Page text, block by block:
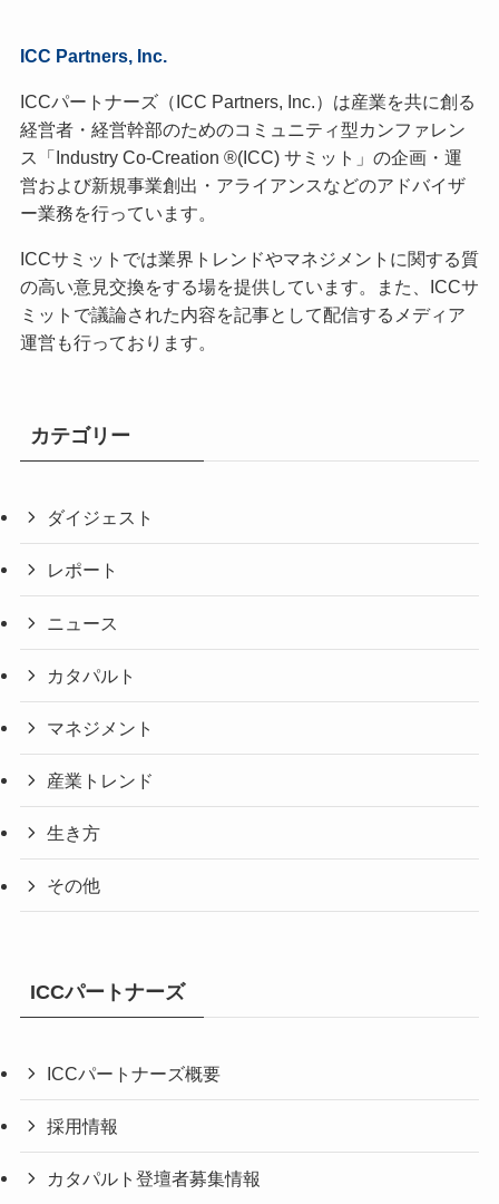
ICC Partners, Inc.
ICCパートナーズ（ICC Partners, Inc.）は産業を共に創る
経営者・経営幹部のためのコミュニティ型カンファレン
ス「Industry Co-Creation ®(ICC) サミット」の企画・運
営および新規事業創出・アライアンスなどのアドバイザ
ー業務を行っています。
ICCサミットでは業界トレンドやマネジメントに関する質
の高い意見交換をする場を提供しています。また、ICCサ
ミットで議論された内容を記事として配信するメディア
運営も行っております。
カテゴリー
ダイジェスト
レポート
ニュース
カタパルト
マネジメント
産業トレンド
生き方
その他
ICCパートナーズ
ICCパートナーズ概要
採用情報
カタパルト登壇者募集情報